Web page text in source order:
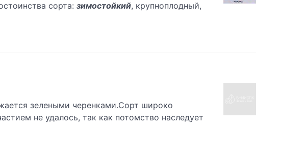
сорта: зимостойкий, крупноплодный,
зелеными черенками.Сорт широко
не удалось, так как потомство наследует